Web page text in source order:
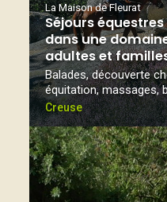
La Maison de Fleurat
Séjours
dans une
adultes et
Balades, découverte
équitation, massages,
Creuse